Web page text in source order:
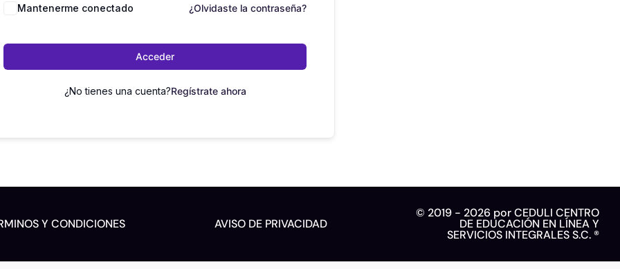
Mantenerme conectado ¿Olvidaste la contraseña?
Acceder
¿No tienes una cuenta?Regístrate ahora
Y CONDICIONES AVISO DE PRIVACIDAD
© 2019 - 2026 por CEDULI CENTRO
DE EDUCACIÓN EN LÍNEA Y
SERVICIOS INTEGRALES S.C. ®